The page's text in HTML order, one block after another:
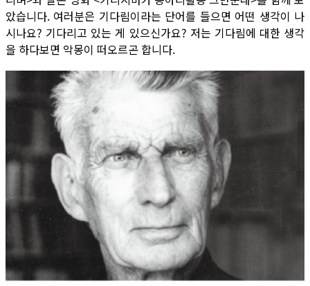
았습니다. 여러분은 기다림이라는 단어를 들으면 어떤 생각이 나
시나요? 기다리고 있는 게 있으신가요? 저는 기다림에 대한 생각
을 하다보면 악몽이 떠오르곤 합니다.